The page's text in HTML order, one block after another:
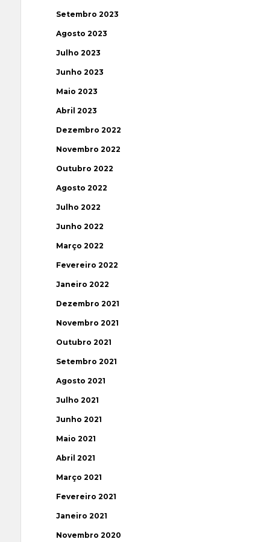
Setembro 2023
Agosto 2023
Julho 2023
Junho 2023
Maio 2023
Abril 2023
Dezembro 2022
Novembro 2022
Outubro 2022
Agosto 2022
Julho 2022
Junho 2022
Março 2022
Fevereiro 2022
Janeiro 2022
Dezembro 2021
Novembro 2021
Outubro 2021
Setembro 2021
Agosto 2021
Julho 2021
Junho 2021
Maio 2021
Abril 2021
Março 2021
Fevereiro 2021
Janeiro 2021
Novembro 2020